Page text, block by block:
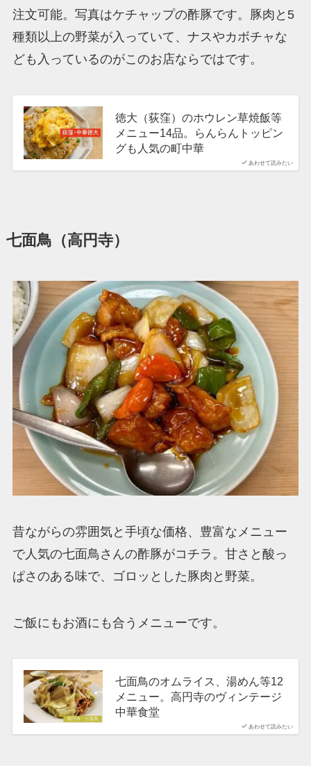
注文可能。写真はケチャップの酢豚です。豚肉と5
種類以上の野菜が入っていて、ナスやカボチャな
ども入っているのがこのお店ならではです。
あわせて読みたい
徳大（荻窪）のホウレン草焼飯等
メニュー14品。らんらんトッピン
グも人気の町中華
七面鳥（高円寺）
昔ながらの雰囲気と手頃な価格、豊富なメニュー
で人気の七面鳥さんの酢豚がコチラ。甘さと酸っ
ぱさのある味で、ゴロッとした豚肉と野菜。
ご飯にもお酒にも合うメニューです。
あわせて読みたい
七面鳥のオムライス、湯めん等12
メニュー。高円寺のヴィンテージ
中華食堂